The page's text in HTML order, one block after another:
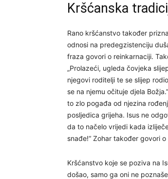
Kršćanska
Rano kršćanstvo također
odnosi na predegzistenciju
fraza govori o reinkarnaciji.
„Prolazeći, ugleda čovjeka
njegovi roditelji te se slijep
se na njemu očituje djela
to zlo pogađa od njezina
posljedica grijeha. Isus ne
da to načelo vrijedi kada
snađe!“ Zohar također govori
Kršćanstvo koje se poziva na
došao, samo ga oni ne